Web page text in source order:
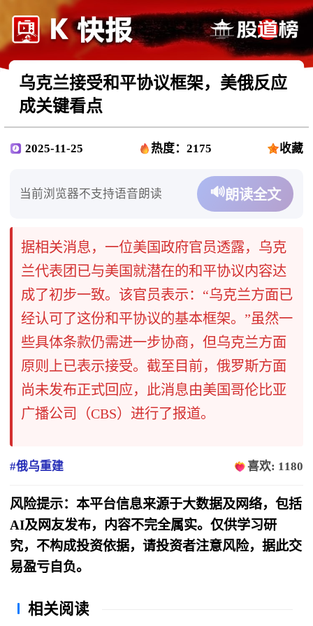
乌克兰接受和平协议框架，美俄反应
成关键看点
2025-11-25 热度：2175 收藏
当前浏览器不支持语音朗读 🔊朗读全文
据相关消息，一位美国政府官员透露，乌克
兰代表团已与美国就潜在的和平协议内容达
成了初步一致。该官员表示：“乌克兰方面已
经认可了这份和平协议的基本框架。”虽然一
些具体条款仍需进一步协商，但乌克兰方面
原则上已表示接受。截至目前，俄罗斯方面
尚未发布正式回应，此消息由美国哥伦比亚
广播公司（CBS）进行了报道。
#俄乌重建 喜欢: 1180
风险提示：本平台信息来源于大数据及网络，包括
AI及网友发布，内容不完全属实。仅供学习研
究，不构成投资依据，请投资者注意风险，据此交
易盈亏自负。
相关阅读